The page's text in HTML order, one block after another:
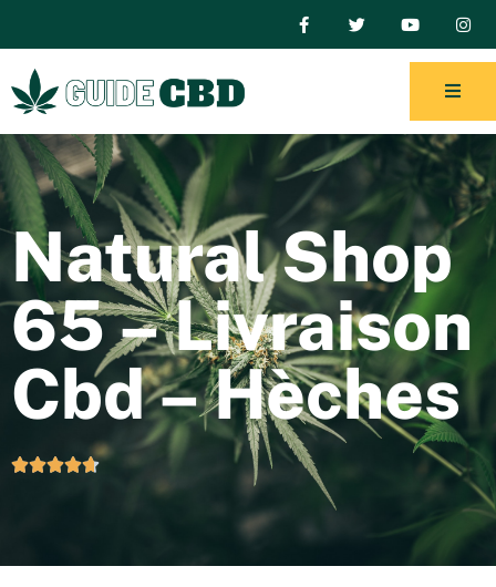
Natural Shop
65 – Livraison
Cbd – Hèches
